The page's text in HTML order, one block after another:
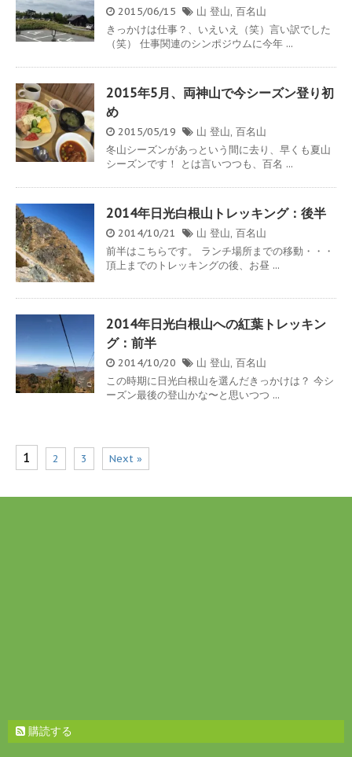
2015/06/15 山 登山, 百名山
きっかけは仕事？、いえいえ（笑）言い訳でした
（笑） 仕事関連のシンポジウムに今年 ...
2015年5月、両神山で今シーズン登り初
め
2015/05/19 山 登山, 百名山
冬山シーズンがあっという間に去り、早くも夏山
シーズンです！ とは言いつつも、百名 ...
2014年日光白根山トレッキング：後半
2014/10/21 山 登山, 百名山
前半はこちらです。 ランチ場所までの移動・・・
頂上までのトレッキングの後、お昼 ...
2014年日光白根山への紅葉トレッキン
グ：前半
2014/10/20 山 登山, 百名山
この時期に日光白根山を選んだきっかけは？ 今シ
ーズン最後の登山かな〜と思いつつ ...
1 2 3 Next »
購読する